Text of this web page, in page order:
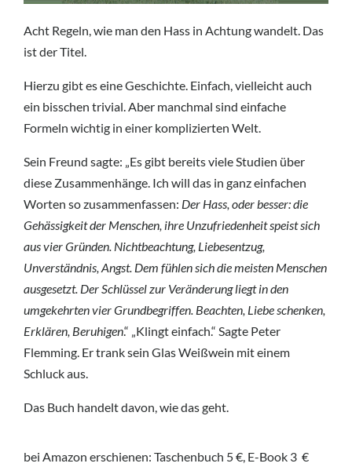
Acht Regeln, wie man den Hass in Achtung wandelt. Das
ist der Titel.
Hierzu gibt es eine Geschichte. Einfach, vielleicht auch
ein bisschen trivial. Aber manchmal sind einfache
Formeln wichtig in einer komplizierten Welt.
Sein Freund sagte: „Es gibt bereits viele Studien über
diese Zusammenhänge. Ich will das in ganz einfachen
Worten so zusammenfassen: Der Hass, oder besser: die
Gehässigkeit der Menschen, ihre Unzufriedenheit speist sich
aus vier Gründen. Nichtbeachtung, Liebesentzug,
Unverständnis, Angst. Dem fühlen sich die meisten Menschen
ausgesetzt. Der Schlüssel zur Veränderung liegt in den
umgekehrten vier Grundbegriffen. Beachten, Liebe schenken,
Erklären, Beruhigen.“ „Klingt einfach.“ Sagte Peter
Flemming. Er trank sein Glas Weißwein mit einem
Schluck aus.
Das Buch handelt davon, wie das geht.
bei Amazon erschienen: Taschenbuch 5 €, E-Book 3 €